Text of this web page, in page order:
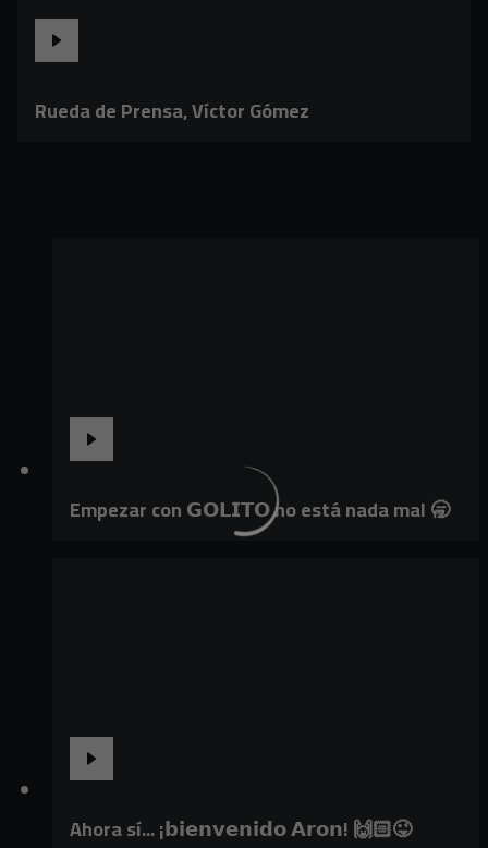
Rueda de Prensa, Víctor Gómez
Empezar con 𝗚𝗢𝗟𝗜𝗧𝗢 no está nada mal 🥱
Ahora sí... ¡𝗯𝗶𝗲𝗻𝘃𝗲𝗻𝗶𝗱𝗼 𝗔𝗿𝗼𝗻! 🙌🏻😜